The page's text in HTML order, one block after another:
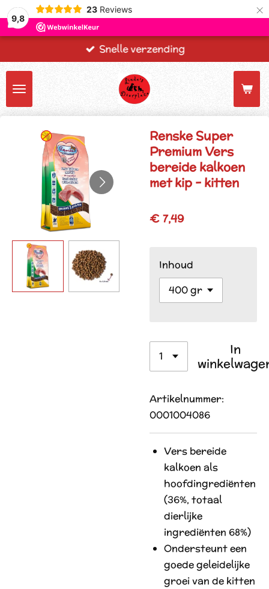
9,8
23 Reviews ×
Snelle verzending
Renske Super
Premium Vers
bereide kalkoen
met kip - kitten
€ 7,49
Inhoud
In
Artikelnummer:
0001004086
Vers bereide
kalkoen als
hoofdingrediënten
(36%, totaal
dierlijke
ingrediënten 68%)
Ondersteunt een
goede geleidelijke
groei van de kitten